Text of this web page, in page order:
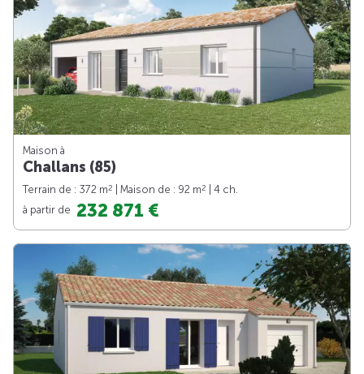
Maison à
Challans (85)
Terrain de : 372 m2 | Maison de : 92 m2
| 4 ch.
à partir de 232 871 €